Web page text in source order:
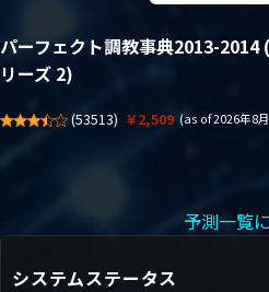
パーフェクト調教事典2013-2014
リーズ 2)
(53513) ￥2,509 (as of 2026年8
予測一覧
システムステータス